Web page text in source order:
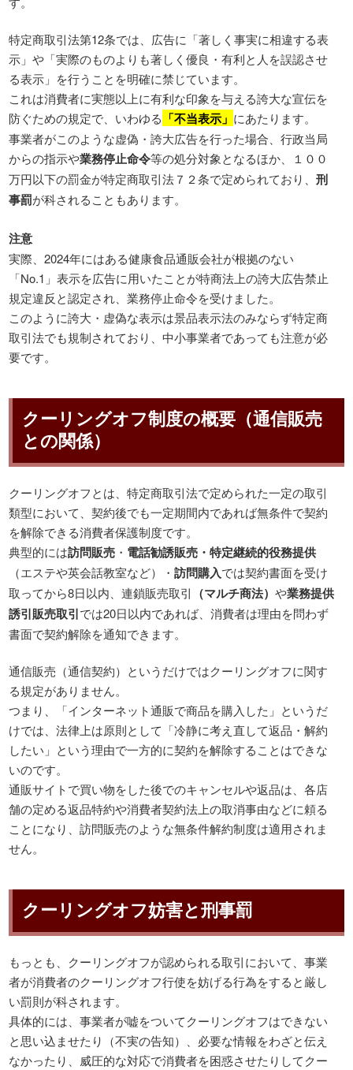
特定商取引法第12条では、広告に「著しく事実に相違する表
示」や「実際のものよりも著しく優良・有利と人を誤認させ
る表示」を行うことを明確に禁じています。
これは消費者に実態以上に有利な印象を与える誇大な宣伝を
防ぐための規定で、いわゆる 「不当表示」 にあたります。
事業者がこのような虚偽・誇大広告を行った場合、行政当局
からの指示や業務停止命令等の処分対象となるほか、１００
万円以下の罰金が特定商取引法７２条で定められており、刑
事罰が科されることもあります。
注意
実際、2024年にはある健康食品通販会社が根拠のない
「No.1」表示を広告に用いたことが特商法上の誇大広告禁止
規定違反と認定され、業務停止命令を受けました。
このように誇大・虚偽な表示は景品表示法のみならず特定商
取引法でも規制されており、中小事業者であっても注意が必
要です。
クーリングオフ制度の概要（通信販売
との関係）
クーリングオフとは、特定商取引法で定められた一定の取引
類型において、契約後でも一定期間内であれば無条件で契約
を解除できる消費者保護制度です。
典型的には訪問販売 ・ 電話勧誘販売・特定継続的役務提供
（エステや英会話教室など）・訪問購入では契約書面を受け
取ってから8日以内、連鎖販売取引 （マルチ商法）や業務提供
誘引販売取引では20日以内であれば、消費者は理由を問わず
書面で契約解除を通知できます。
通信販売（通信契約）というだけではクーリングオフに関す
る規定がありません。
つまり、「インターネット通販で商品を購入した」というだ
けでは、法律上は原則として「冷静に考え直して返品・解約
したい」という理由で一方的に契約を解除することはできな
いのです。
通販サイトで買い物をした後でのキャンセルや返品は、各店
舗の定める返品特約や消費者契約法上の取消事由などに頼る
ことになり、訪問販売のような無条件解約制度は適用されま
せん。
クーリングオフ妨害と刑事罰
もっとも、クーリングオフが認められる取引において、事業
者が消費者のクーリングオフ行使を妨げる行為をすると厳し
い罰則が科されます。
具体的には、事業者が嘘をついてクーリングオフはできない
と思い込ませたり（不実の告知）、必要な情報をわざと伝え
なかったり、威圧的な対応で消費者を困惑させたりしてクー